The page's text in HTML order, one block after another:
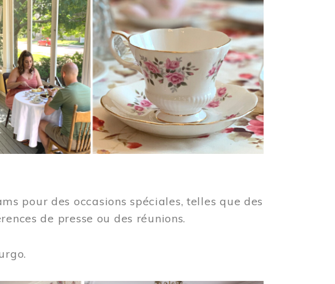
pour des occasions spéciales, telles que des
de presse ou des réunions.